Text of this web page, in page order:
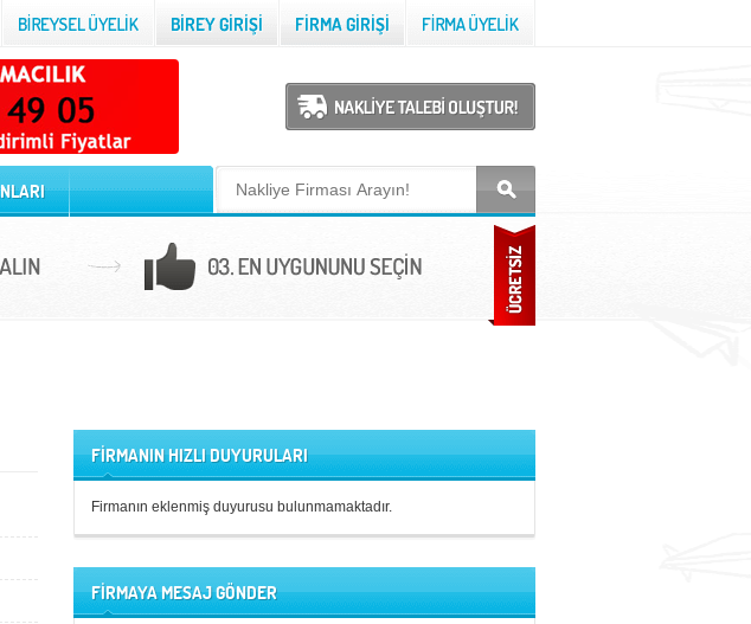
FİRMANIN HIZLI DUYURULARI
Firmanın eklenmiş duyurusu bulunmamaktadır.
FİRMAYA MESAJ GÖNDER